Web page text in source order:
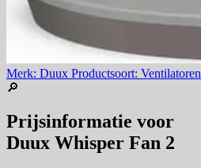
Merk: Duux Productsoort: Ventilatoren
🔎
Prijsinformatie voor
Duux Whisper Fan 2